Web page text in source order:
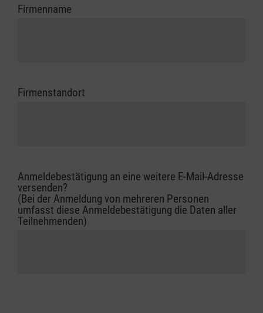
Firmenname
Firmenstandort
Anmeldebestätigung an eine weitere E-Mail-Adresse
versenden?
(Bei der Anmeldung von mehreren Personen
umfasst diese Anmeldebestätigung die Daten aller
Teilnehmenden)